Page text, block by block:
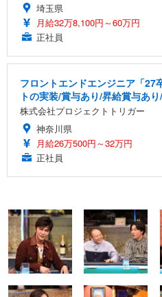
埼玉県
月給32万8,100円～60万円
正社員
フロントエンドエンジニア「27
トの実装/賞与あり/昇給賞与あ
株式会社プロジェクトトリガー
神奈川県
月給26万500円～32万円
正社員